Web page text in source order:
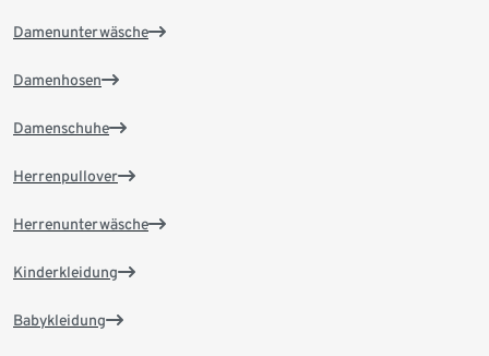
Damenunterwäsche
Damenhosen
Damenschuhe
Herrenpullover
Herrenunterwäsche
Kinderkleidung
Babykleidung